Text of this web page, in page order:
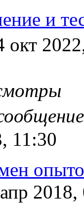
и
окт
11:30
2018,